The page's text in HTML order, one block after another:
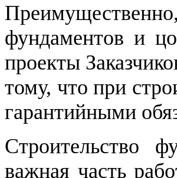
фундаментов и
проекты
тому, что при
гарантийными
Строительство
важная часть